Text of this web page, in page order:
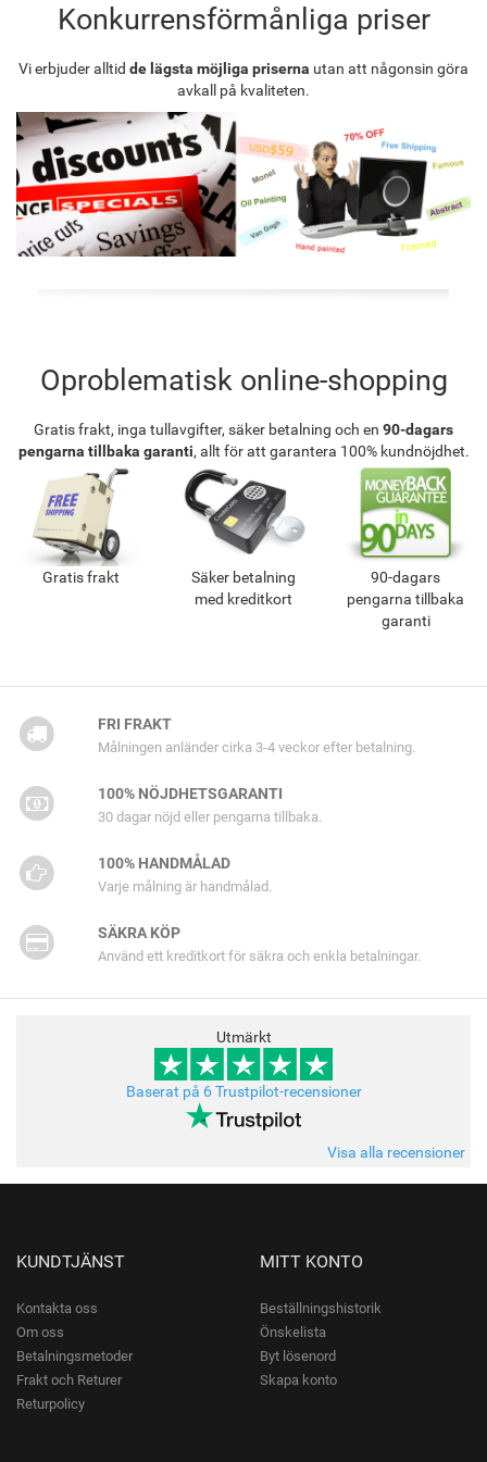
Konkurrensförmånliga priser
Vi erbjuder alltid de lägsta möjliga priserna utan att någonsin göra
avkall på kvaliteten.
Oproblematisk online-shopping
Gratis frakt, inga tullavgifter, säker betalning och en 90-dagars
pengarna tillbaka garanti, allt för att garantera 100% kundnöjdhet.
Gratis frakt
Säker betalning
med kreditkort
90-dagars
pengarna tillbaka
garanti
FRI FRAKT
Målningen anländer cirka 3-4 veckor efter betalning.
100% NÖJDHETSGARANTI
30 dagar nöjd eller pengarna tillbaka.
100% HANDMÅLAD
Varje målning är handmålad.
SÄKRA KÖP
Använd ett kreditkort för säkra och enkla betalningar.
Utmärkt
Baserat på 6 Trustpilot-recensioner
Visa alla recensioner
KUNDTJÄNST
Kontakta oss
Om oss
Betalningsmetoder
Frakt och Returer
Returpolicy
MITT KONTO
Beställningshistorik
Önskelista
Byt lösenord
Skapa konto